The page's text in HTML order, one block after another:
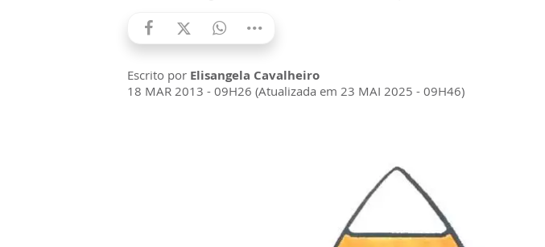
Escrito por Elisangela Cavalheiro
18 MAR 2013 - 09H26 (Atualizada em 23 MAI 2025 - 09H46)